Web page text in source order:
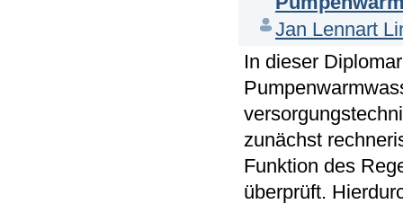
Jan Lennart
In dieser
zunächst
Funktion des
überprüft.